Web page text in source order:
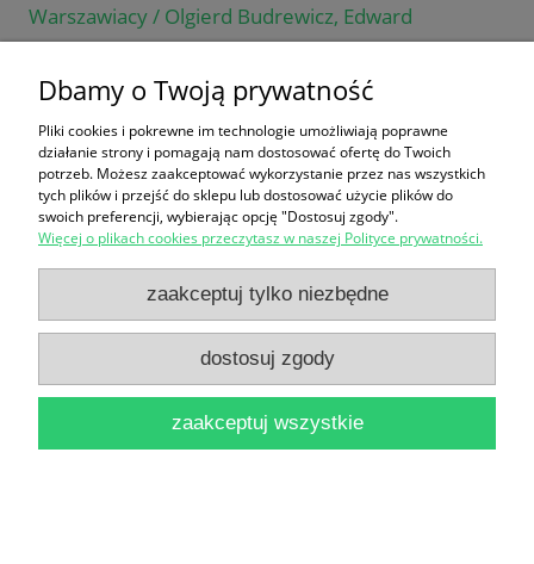
Warszawiacy / Olgierd Budrewicz, Edward
do koszyka
Zamek Królewski w Warszawie / Władysław
Tomkiewicz
Dbamy o Twoją prywatność
Pliki cookies i pokrewne im technologie umożliwiają poprawne
działanie strony i pomagają nam dostosować ofertę do Twoich
potrzeb. Możesz zaakceptować wykorzystanie przez nas wszystkich
tych plików i przejść do sklepu lub dostosować użycie plików do
swoich preferencji, wybierając opcję "Dostosuj zgody".
Więcej o plikach cookies przeczytasz w naszej Polityce prywatności.
zaakceptuj tylko niezbędne
dostosuj zgody
zaakceptuj wszystkie